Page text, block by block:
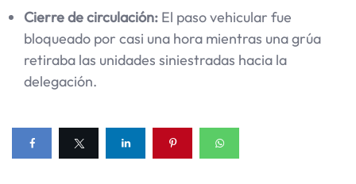
Cierre de circulación: El paso vehicular fue
bloqueado por casi una hora mientras una grúa
retiraba las unidades siniestradas hacia la
delegación.